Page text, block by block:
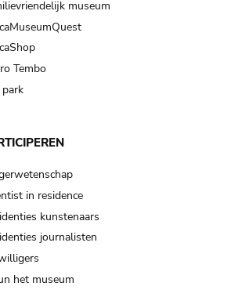
museum
Tembo
in residence
kunstenaars
journalisten
het museum